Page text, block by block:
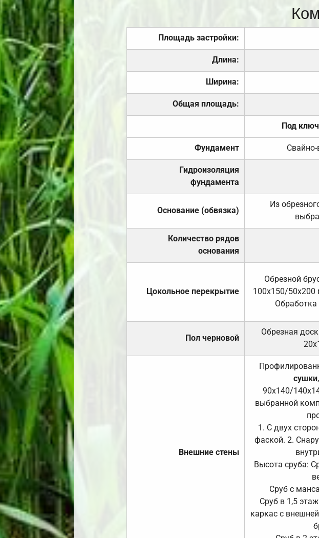
Площадь застройки:
Длина:
Ширина:
Общая площадь:
Под
Фундамент
Гидроизоляция
фундамента
Основание (обвязка)
Из
Количество рядов
основания
Цокольное перекрытие
Обрезной
100х150/
Обработка
Пол черновой
Обрезная
Внешние стены
сушки
90х140/
выбранной
1. С двух
фаской. 2.
Высота сруба:
Сруб с
Сруб в 1,5
каркас с